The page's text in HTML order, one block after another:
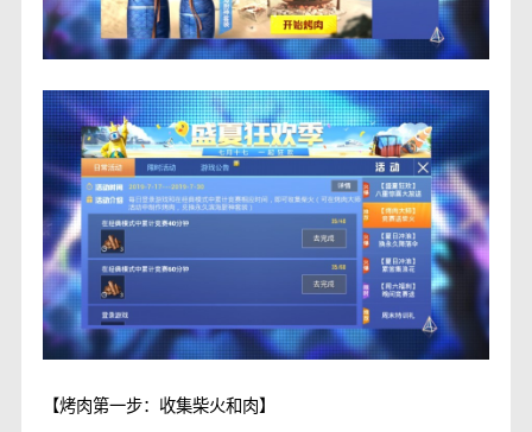
【烤肉第一步：收集柴火和肉】